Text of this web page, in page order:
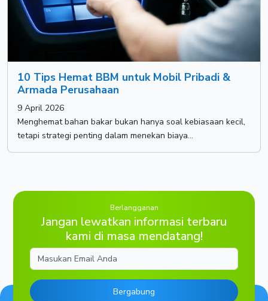
10 Tips Hemat BBM untuk Mobil Pribadi &
Armada Perusahaan
9 April 2026
Menghemat bahan bakar bukan hanya soal kebiasaan kecil,
tetapi strategi penting dalam menekan biaya...
Berlangganan
Jangan lewatkan informasi terbaru
kami di masa mendatang!
Bergabung